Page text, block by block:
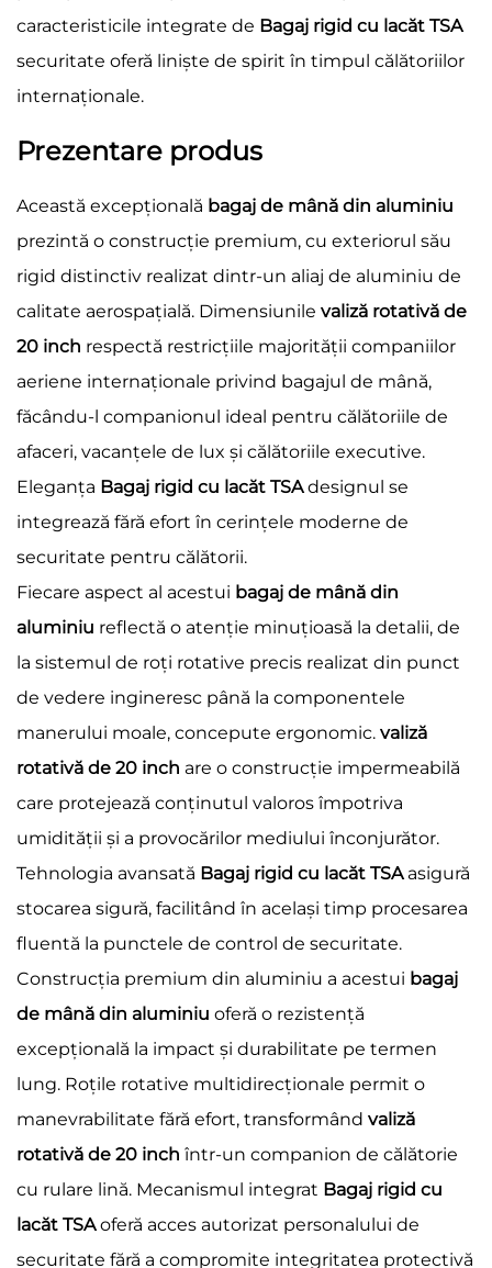
caracteristicile integrate de Bagaj rigid cu lacăt TSA
securitate oferă liniște de spirit în timpul călătoriilor
internaționale.
Prezentare produs
Această excepțională bagaj de mână din aluminiu
prezintă o construcție premium, cu exteriorul său
rigid distinctiv realizat dintr-un aliaj de aluminiu de
calitate aerospațială. Dimensiunile valiză rotativă de
20 inch respectă restricțiile majorității companiilor
aeriene internaționale privind bagajul de mână,
făcându-l companionul ideal pentru călătoriile de
afaceri, vacanțele de lux și călătoriile executive.
Eleganța Bagaj rigid cu lacăt TSAdesignul se
integrează fără efort în cerințele moderne de
securitate pentru călătorii.
Fiecare aspect al acestui bagaj de mână din
aluminiu reflectă o atenție minuțioasă la detalii, de
la sistemul de roți rotative precis realizat din punct
de vedere ingineresc până la componentele
manerului moale, concepute ergonomic. valiză
rotativă de 20 inch are o construcție impermeabilă
care protejează conținutul valoros împotriva
umidității și a provocărilor mediului înconjurător.
Tehnologia avansată Bagaj rigid cu lacăt TSA asigură
stocarea sigură, facilitând în același timp procesarea
fluentă la punctele de control de securitate.
Construcția premium din aluminiu a acestui bagaj
de mână din aluminiu oferă o rezistență
excepțională la impact și durabilitate pe termen
lung. Roțile rotative multidirecționale permit o
manevrabilitate fără efort, transformând valiză
rotativă de 20 inch într-un companion de călătorie
cu rulare lină. Mecanismul integrat Bagaj rigid cu
lacăt TSAoferă acces autorizat personalului de
securitate fără a compromite integritatea protectivă